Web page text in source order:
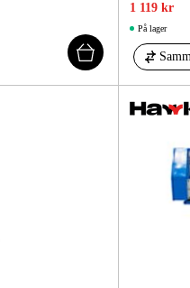
1 119 kr
På lager